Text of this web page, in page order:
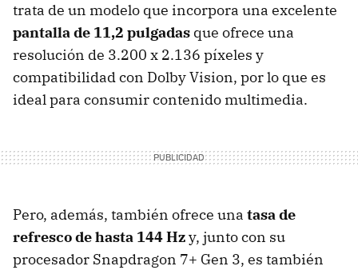
trata de un modelo que incorpora una excelente
pantalla de 11,2 pulgadas que ofrece una
resolución de 3.200 x 2.136 píxeles y
compatibilidad con Dolby Vision, por lo que es
ideal para consumir contenido multimedia.
Pero, además, también ofrece una tasa de
refresco de hasta 144 Hzy, junto con su
procesador Snapdragon 7+ Gen 3, es también